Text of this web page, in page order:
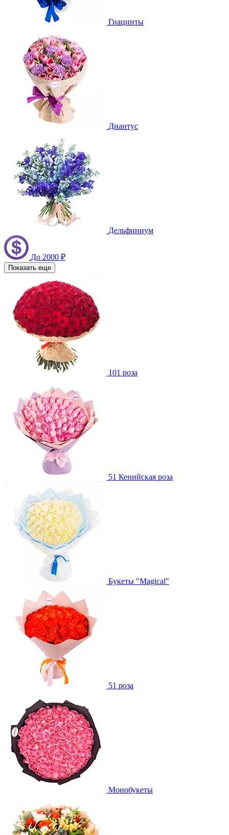
Гиацинты
Диантус
Дельфиниум
До 2000 ₽
Показать еще
101 роза
51 Кенийская роза
Букеты "Magical"
51 роза
Монобукеты